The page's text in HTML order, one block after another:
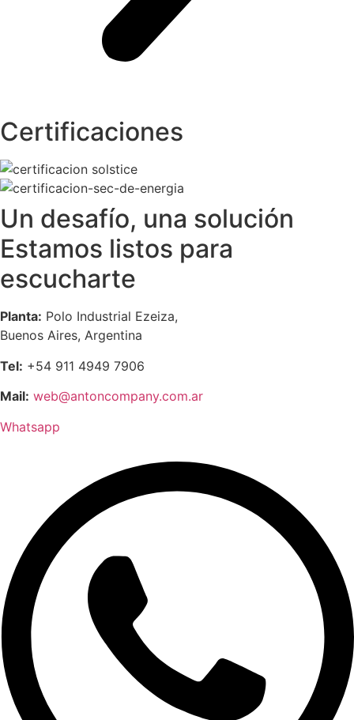
Certificaciones
Un desafío, una solución
Estamos listos para
escucharte
Planta: Polo Industrial Ezeiza,
Buenos Aires, Argentina
Tel: +54 911 4949 7906
Mail: web@antoncompany.com.ar
Whatsapp